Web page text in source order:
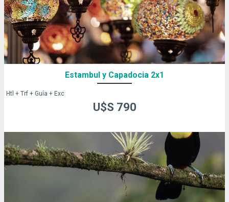
Estambul y Capadocia 2x1
Htl + Trf + Guía + Exc
U$S 790